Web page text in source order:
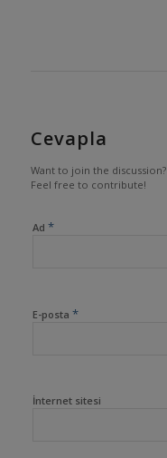
Cevapla
Want to join the discussion?
Feel free to contribute!
Ad *
E-posta *
İnternet sitesi